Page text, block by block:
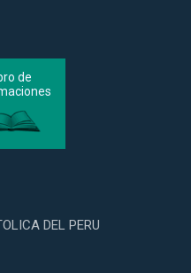
de
DEL PERU